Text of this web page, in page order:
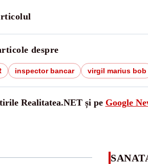
despre
inspector bancar virgil marius bob
Realitatea.NET și pe Google